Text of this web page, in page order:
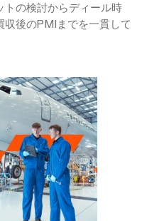
トの検討からディール時
後のPMIまでを一貫して